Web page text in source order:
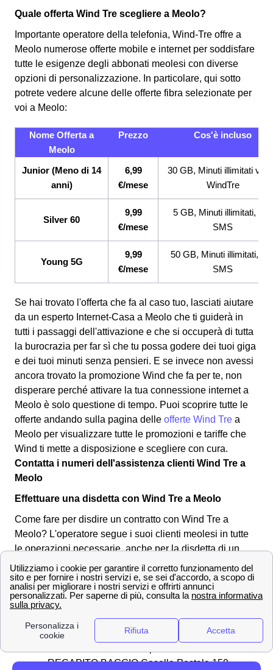
Quale offerta Wind Tre scegliere a Meolo?
Importante operatore della telefonia, Wind-Tre offre a
Meolo numerose offerte mobile e internet per soddisfare
tutte le esigenze degli abbonati meolesi con diverse
opzioni di personalizzazione. In particolare, qui sotto
potrete vedere alcune delle offerte fibra selezionate per
voi a Meolo:
Nome Offerta a
Meolo
Prezzo Cos'è incluso
Junior (Meno di 14
anni)
6,99
€/mese
30 GB, Minuti illimitati
WindTre
Silver 60
9,99
€/mese
5 GB, Minuti illimitati, 200
SMS
Young 5G
9,99
€/mese
50 GB, Minuti illimitati,
SMS
Se hai trovato l'offerta che fa al caso tuo, lasciati aiutare
da un esperto Internet-Casa a Meolo che ti guiderà in
tutti i passaggi dell'attivazione e che si occuperà di tutta
la burocrazia per far sì che tu possa godere dei tuoi giga
e dei tuoi minuti senza pensieri. E se invece non avessi
ancora trovato la promozione Wind che fa per te, non
disperare perché attivare la tua connessione internet a
Meolo è solo questione di tempo. Puoi scoprire tutte le
offerte andando sulla pagina delle offerte Wind Tre a
Meolo per visualizzare tutte le promozioni e tariffe che
Wind ti mette a disposizione e scegliere con cura.
Contatta i numeri dell'assistenza clienti Wind Tre a
Meolo
Effettuare una disdetta con Wind Tre a Meolo
Come fare per disdire un contratto con Wind Tre a
Meolo? L'operatore segue i suoi clienti meolesi in tutte
le operazioni necessarie, anche per la disdetta di un
abbonamento o tariffa. Puoi effettuare una disdetta in
qualsiasi momento, l'importante è inviare una
comunicazione per tempo all'operatore a Meolo.Ecco
qua sotto alcuni dei canali utilizzabili:
✉Invio di una raccomandata
da Meolo
RECAPITO BAGGIO Casella Postale 159